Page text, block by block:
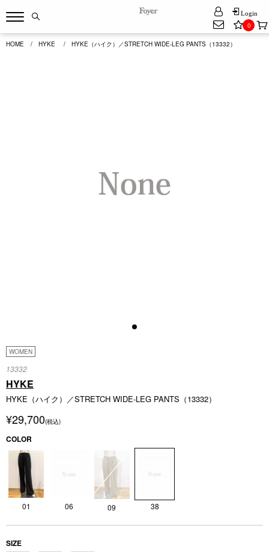
Login
0
HOME HYKE HYKE（ハイク）／STRETCH WIDE-LEG PANTS（13332）
WOMEN
13332
HYKE
HYKE（ハイク）／STRETCH WIDE-LEG PANTS（13332）
¥29,700(税込)
COLOR
01 06 09 38
SIZE